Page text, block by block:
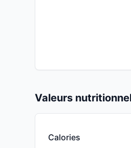
Valeurs
Calories